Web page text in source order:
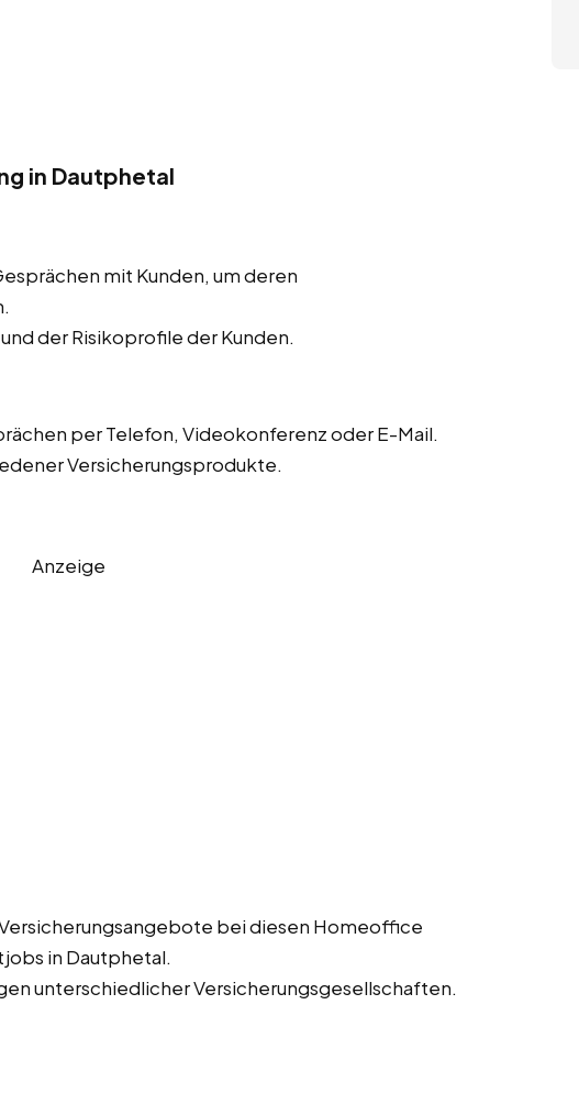
in Dautphetal
mit Kunden, um deren
der Risikoprofile der Kunden.
per Telefon, Videokonferenz oder E-Mail.
Versicherungsprodukte.
Anzeige
bei diesen Homeoffice
in Dautphetal.
unterschiedlicher Versicherungsgesellschaften.